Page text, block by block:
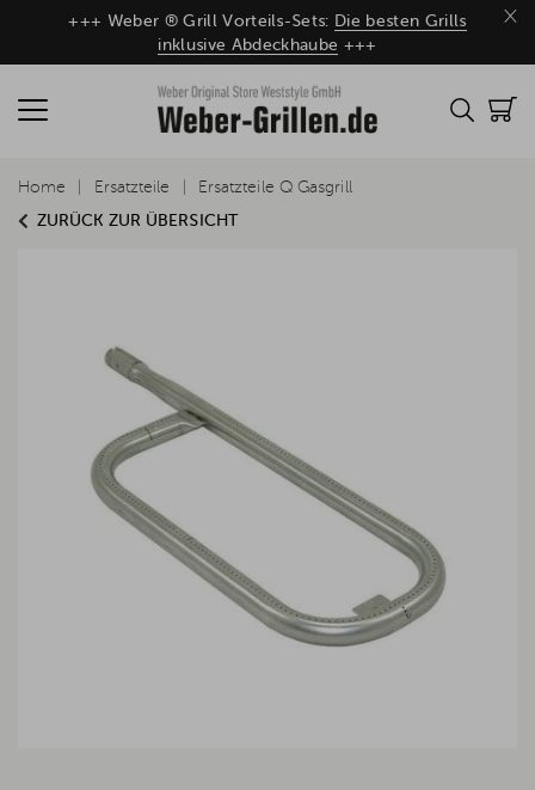
×
+++ Weber ® Grill Vorteils-Sets: Die besten Grills
inklusive Abdeckhaube +++
ZURÜCK ZUR ÜBERSICHT
Home Ersatzteile Ersatzteile Q Gasgrill